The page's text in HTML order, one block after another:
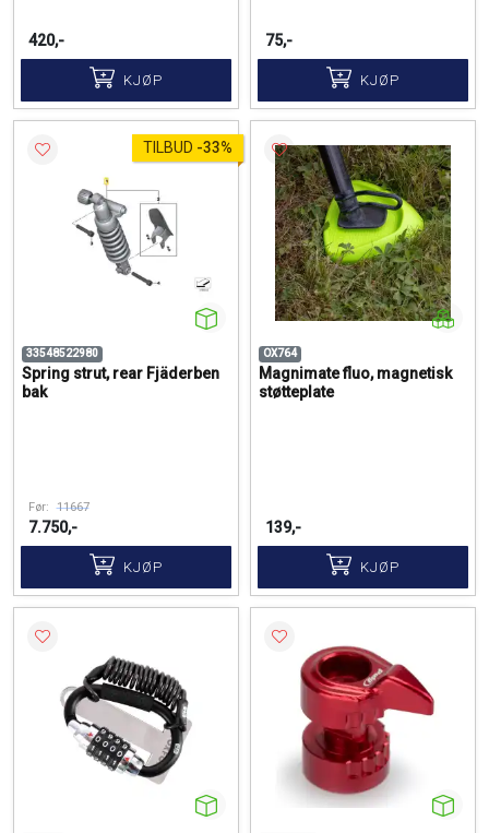
420,-
KJØP
75,-
KJØP
TILBUD -33%
33548522980
Spring strut, rear Fjäderben
bak
Før: 11667
7.750,-
KJØP
OX764
Magnimate fluo, magnetisk
støtteplate
139,-
KJØP